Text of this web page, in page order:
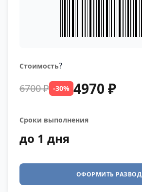
Стоимость?
6700 ₽ -30% 4970 ₽
Сроки выполнения
до 1 дня
ОФОРМИТЬ РАЗВОД